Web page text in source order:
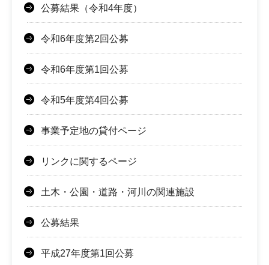
公募結果（令和4年度）
令和6年度第2回公募
令和6年度第1回公募
令和5年度第4回公募
事業予定地の貸付ページ
リンクに関するページ
土木・公園・道路・河川の関連施設
公募結果
平成27年度第1回公募